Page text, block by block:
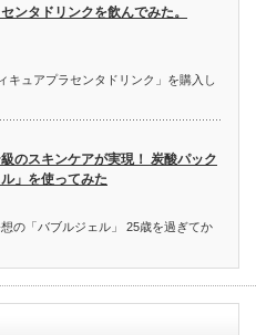
ンタドリンクを飲んでみた。
キュアプラセンタドリンク」を購入し
のスキンケアが実現！ 炭酸パック
ル」を使ってみた
の「バブルジェル」 25歳を過ぎてか